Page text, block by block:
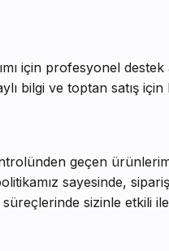
için profesyonel
bilgi ve toptan satış için
geçen
sayesinde,
sizinle etkili